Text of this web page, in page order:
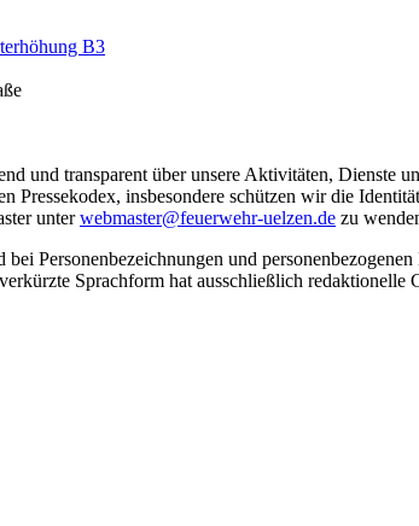
B3
und transparent über unsere Aktivitäten,
Pressekodex, insbesondere schützen wir die
unterwebmaster@feuerwehr-uelzen.de zu
Personenbezeichnungen und
Sprachform hat ausschließlich redaktionelle